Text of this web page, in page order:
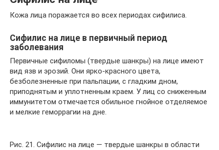
Кожа лица поражается во всех периодах сифилиса.
Сифилис на лице в первичный период
заболевания
Первичные сифиломы (твердые шанкры) на лице имеют
вид язв и эрозий. Они ярко-красного цвета,
безболезненные при пальпации, с гладким дном,
приподнятым и уплотненным краем. У лиц со сниженным
иммунитетом отмечается обильное гнойное отделяемое
и мелкие геморрагии на дне.
Рис. 21. Сифилис на лице — твердые шанкры в области